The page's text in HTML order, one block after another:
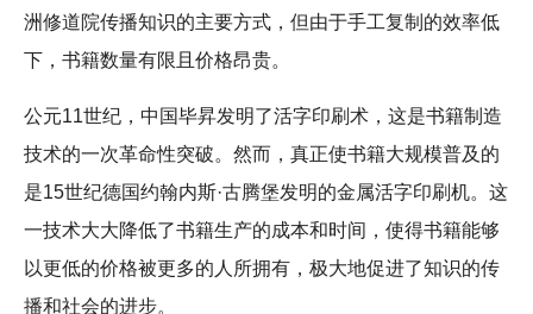
洲修道院传播知识的主要方式，但由于手工复制的效率低
下，书籍数量有限且价格昂贵。
公元11世纪，中国毕昇发明了活字印刷术，这是书籍制造
技术的一次革命性突破。然而，真正使书籍大规模普及的
是15世纪德国约翰内斯·古腾堡发明的金属活字印刷机。这
一技术大大降低了书籍生产的成本和时间，使得书籍能够
以更低的价格被更多的人所拥有，极大地促进了知识的传
播和社会的进步。